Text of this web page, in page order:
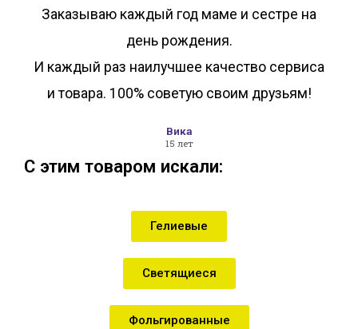
Заказываю каждый год маме и сестре на
день рождения.
И каждый раз наилучшее качество сервиса
и товара. 100% советую своим друзьям!
Вика
15 лет
С этим товаром искали:
Гелиевые
Светящиеся
Фольгированные